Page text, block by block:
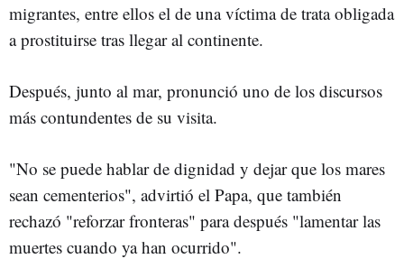
migrantes, entre ellos el de una víctima de trata obligada
a prostituirse tras llegar al continente.
Después, junto al mar, pronunció uno de los discursos
más contundentes de su visita.
"No se puede hablar de dignidad y dejar que los mares
sean cementerios", advirtió el Papa, que también
rechazó "reforzar fronteras" para después "lamentar las
muertes cuando ya han ocurrido".